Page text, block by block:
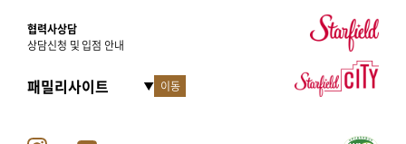
협력사상담
상담신청 및 입점 안내
이동